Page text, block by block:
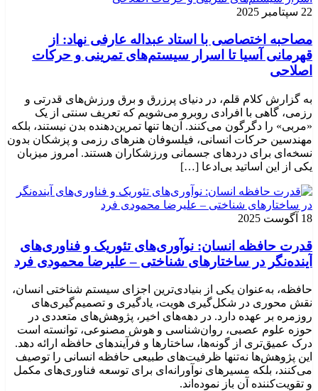
22 سپتامبر 2025
مصاحبه اختصاصی با استاد عبداله عارفی نهاد: از
قهرمانی آسیا تا اسرار سیستم‌های تمرینی و حرکات
اصلاحی
به گزارش کلام قلم، در دنیای پرزرق و برق ورزش‌های قدرتی و
رزمی، گاهی با افرادی روبرو می‌شویم که تعریف سنتی از یک
«مربی» را دگرگون می‌کنند. آن‌ها تنها تمرین‌دهنده بدن نیستند، بلکه
مهندسین حرکات انسانی، فیلسوفان هنرهای رزمی و پزشکان بدون
نسخه‌ای برای دردهای جسمانی ورزشکاران هستند. امروز میزبان
یکی از این اساتید بی‌ادعا […]
18 آگوست 2025
قدرت حافظه انسان: نوآوری‌های تئوریک و فناوری‌های
آینده‌نگر در ساختارهای شناختی – علیرضا محمودی فرد
حافظه، به‌عنوان یکی از بنیادی‌ترین اجزای سیستم شناختی انسان،
نقش محوری در شکل‌گیری هویت، یادگیری و تصمیم‌گیری‌های
روزمره بر عهده دارد. در دهه‌های اخیر، پژوهش‌های متعددی در
حوزه علوم عصبی، روان‌شناسی و هوش مصنوعی، توانسته‌ است
درک عمیق‌تری از گونه‌ها، ساختارها و فرآیندهای حافظه ارائه دهد.
این پژوهش‌ها نه‌تنها ظرفیت‌های طبیعی حافظه انسانی را توصیف
می‌کنند، بلکه مسیرهای نوآورانه‌ای برای توسعه فناوری‌های مکمل
و تقویت‌کننده آن باز نموده‌اند.